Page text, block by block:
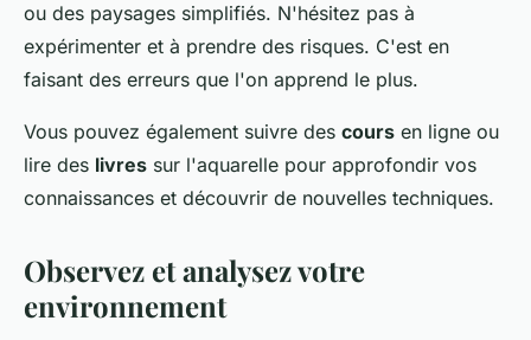
ou des paysages simplifiés. N'hésitez pas à
expérimenter et à prendre des risques. C'est en
faisant des erreurs que l'on apprend le plus.
Vous pouvez également suivre des cours en ligne ou
lire des livres sur l'aquarelle pour approfondir vos
connaissances et découvrir de nouvelles techniques.
Observez et analysez votre
environnement